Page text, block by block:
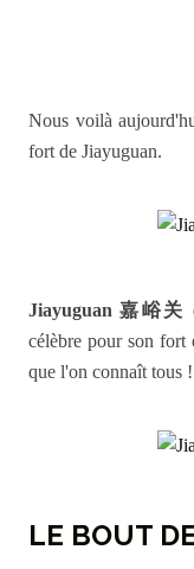
Nous voilà
fort de Jiayuguan.
Jiayuguan 嘉峪关
célèbre pour son fort
que l'on connaît tous !
LE BOUT